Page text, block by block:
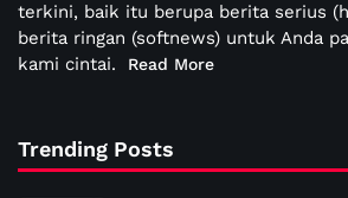
terkini, baik itu berupa berita serius
berita ringan (softnews) untuk Anda
kami cintai.
Read More
Trending Posts